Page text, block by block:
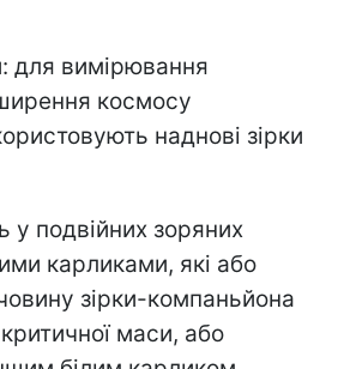
для вимірювання
космосу
наднові зірки
у подвійних зоряних
карликами, які або
зірки-компаньйона
маси, або